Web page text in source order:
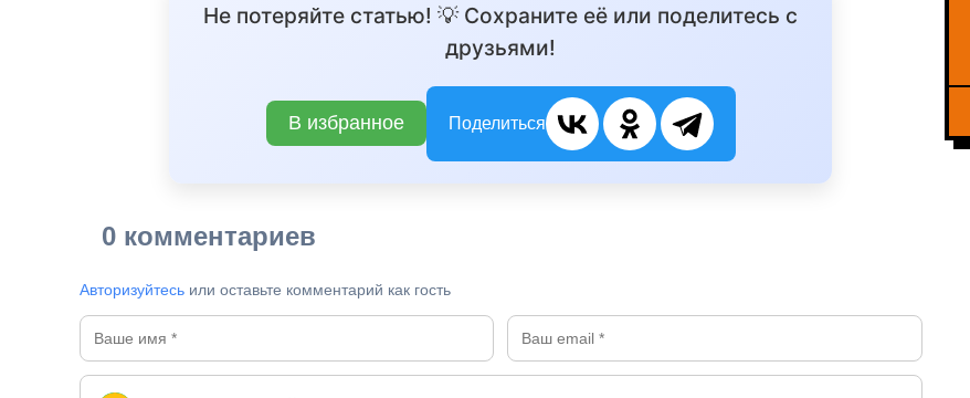
Не потеряйте статью! 💡 Сохраните её или поделитесь с
друзьями!
В избранное Поделиться
0 комментариев
Авторизуйтесь или оставьте комментарий как гость